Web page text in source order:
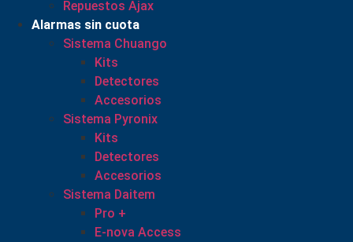
Repuestos Ajax
Alarmas sin cuota
Sistema Chuango
Kits
Detectores
Accesorios
Sistema Pyronix
Kits
Detectores
Accesorios
Sistema Daitem
Pro +
E-nova Access